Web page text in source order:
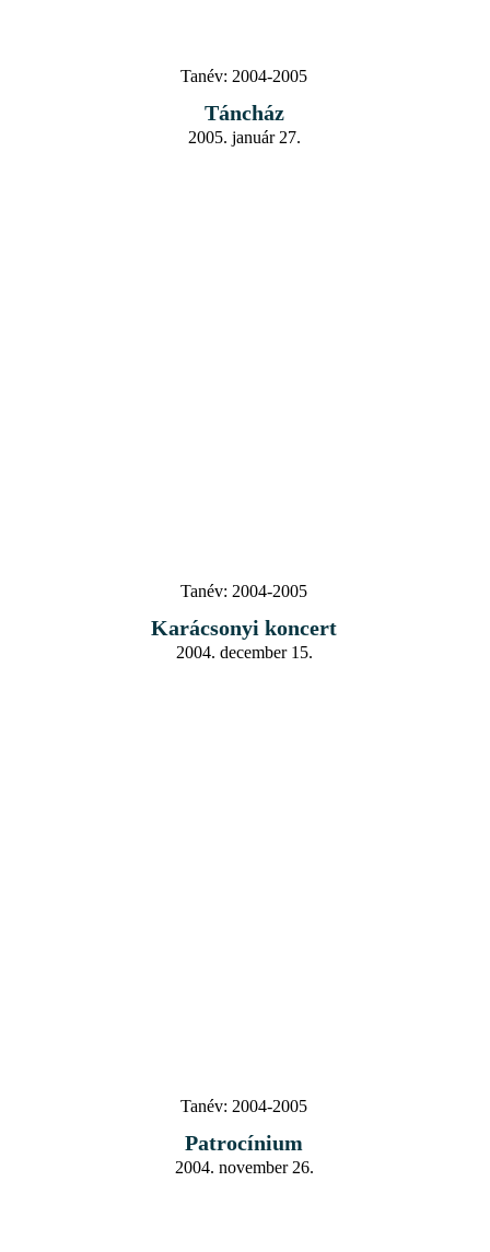
Tanév: 2004-2005
Táncház
2005. január 27.
Tanév: 2004-2005
Karácsonyi koncert
2004. december 15.
Tanév: 2004-2005
Patrocínium
2004. november 26.